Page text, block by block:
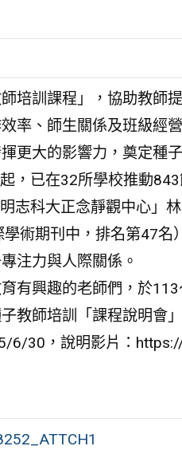
培訓課程」，協助教師
率、師生關係及班級經
更大的影響力，奠定種
，已在32所學校推動
志科大正念靜觀中心」
術期刊中，排名第47
注力與人際關係。
有興趣的老師們，於
教師培訓「課程說明會
6/30，說明影片：